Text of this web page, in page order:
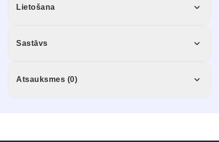
Lietošana
Sastāvs
Atsauksmes (0)